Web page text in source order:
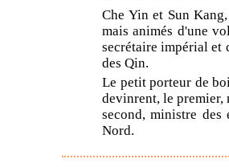
Che Yin et Sun
mais animés d'une
secrétaire impérial et
des Qin.
Le petit porteur de
devinrent, le premier,
second, ministre
Nord.